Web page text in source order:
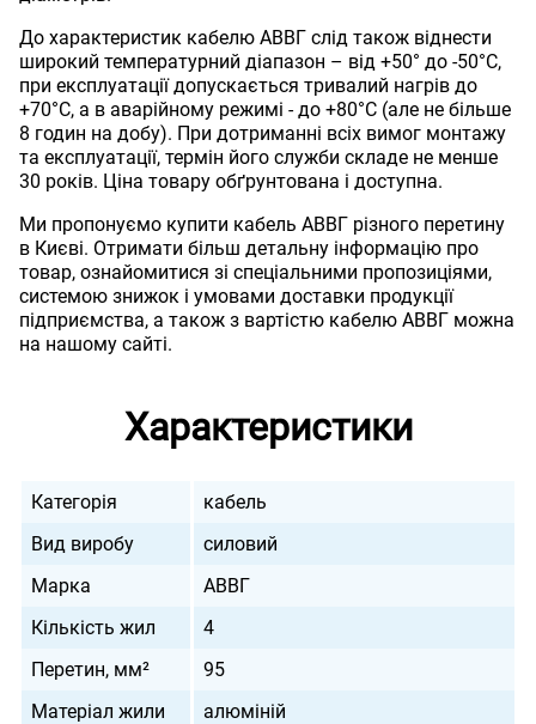
До характеристик кабелю АВВГ слід також віднести
широкий температурний діапазон – від +50° до -50°С,
при експлуатації допускається тривалий нагрів до
+70°С, а в аварійному режимі - до +80°С (але не більше
8 годин на добу). При дотриманні всіх вимог монтажу
та експлуатації, термін його служби складе не менше
30 років. Ціна товару обґрунтована і доступна.
Ми пропонуємо купити кабель АВВГ різного перетину
в Києві. Отримати більш детальну інформацію про
товар, ознайомитися зі спеціальними пропозиціями,
системою знижок і умовами доставки продукції
підприємства, а також з вартістю кабелю АВВГ можна
на нашому сайті.
Характеристики
Категорія
кабель
Вид виробу
силовий
Марка
АВВГ
Кількість жил
4
Перетин, мм²
95
Матеріал жили
алюміній